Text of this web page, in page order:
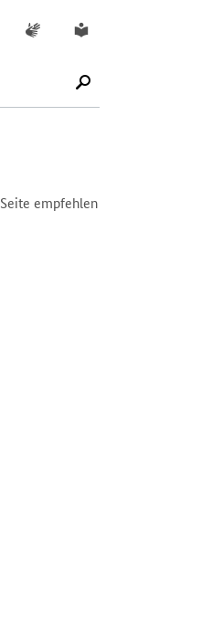
SUCHE STARTEN
Gebärdensprache
Leichte Sprache
Seite empfehlen